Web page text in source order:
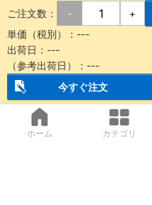
ご注文数： - +
単価（税別）： ---
出荷日： ---
（参考出荷日）： ---
今すぐ注文
ホーム カテゴリ